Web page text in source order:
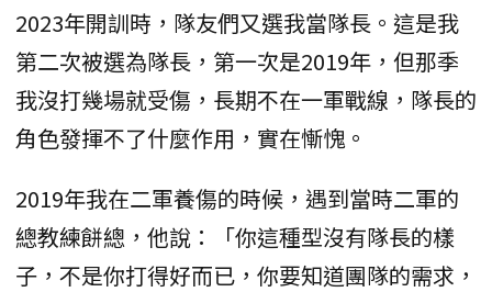
2023年開訓時，隊友們又選我當隊長。這是我
第二次被選為隊長，第一次是2019年，但那季
我沒打幾場就受傷，長期不在一軍戰線，隊長的
角色發揮不了什麼作用，實在慚愧。
2019年我在二軍養傷的時候，遇到當時二軍的
總教練餅總，他說：「你這種型沒有隊長的樣
子，不是你打得好而已，你要知道團隊的需求，